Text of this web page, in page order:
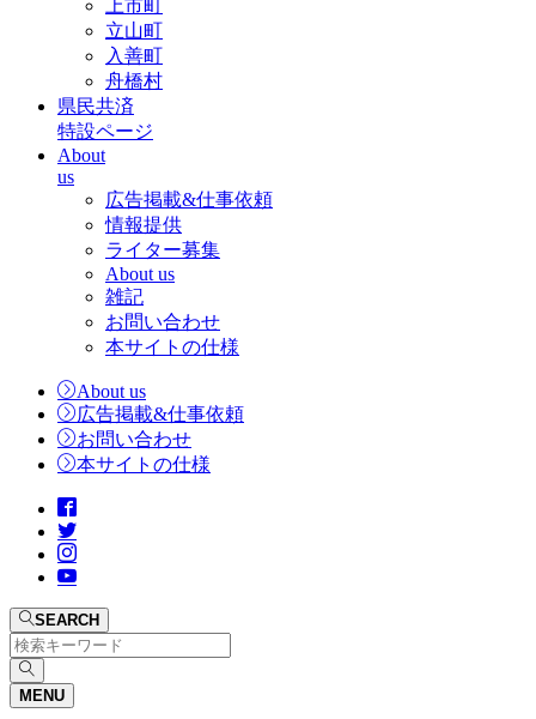
上市町
立山町
入善町
舟橋村
県民共済
特設ページ
About
us
広告掲載&仕事依頼
情報提供
ライター募集
About us
雑記
お問い合わせ
本サイトの仕様
About us
広告掲載&仕事依頼
お問い合わせ
本サイトの仕様
SEARCH
MENU